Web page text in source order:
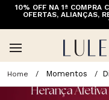
10% OFF NA 1ª COMPRA
OFERTAS, ALIANÇAS,
Momentos